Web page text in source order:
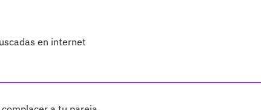
en internet